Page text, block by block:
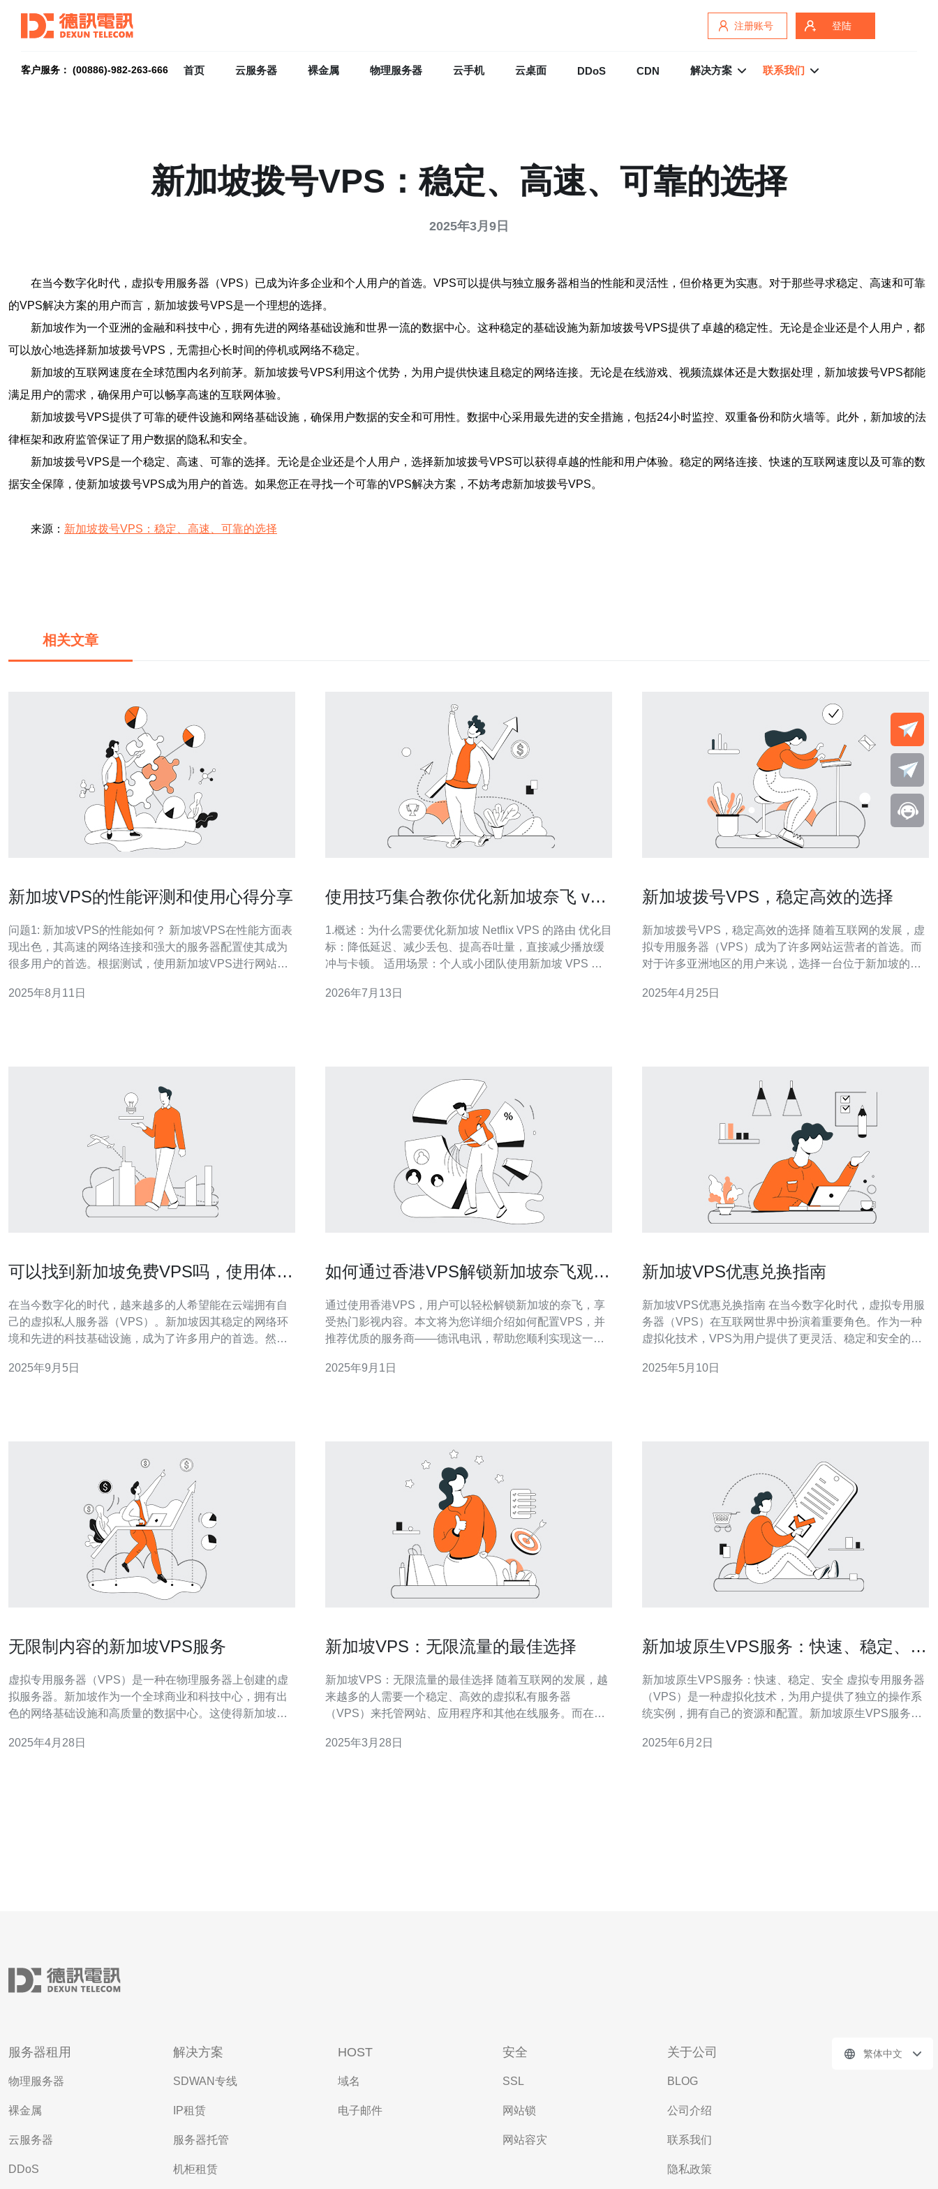
注册账号 登陆
客户服务： (00886)-982-263-666 首页 云服务器 裸金属 物理服务器 云手机 云桌面 DDoS CDN 解决方案 联系我们
新加坡拨号VPS：稳定、高速、可靠的选择
2025年3月9日
在当今数字化时代，虚拟专用服务器（VPS）已成为许多企业和个人用户的首选。VPS可以提供与独立服务器相当的性能和灵活性，但价格更为实惠。对于那些寻求稳定、高速和可靠
的VPS解决方案的用户而言，新加坡拨号VPS是一个理想的选择。
新加坡作为一个亚洲的金融和科技中心，拥有先进的网络基础设施和世界一流的数据中心。这种稳定的基础设施为新加坡拨号VPS提供了卓越的稳定性。无论是企业还是个人用户，都
可以放心地选择新加坡拨号VPS，无需担心长时间的停机或网络不稳定。
新加坡的互联网速度在全球范围内名列前茅。新加坡拨号VPS利用这个优势，为用户提供快速且稳定的网络连接。无论是在线游戏、视频流媒体还是大数据处理，新加坡拨号VPS都能
满足用户的需求，确保用户可以畅享高速的互联网体验。
新加坡拨号VPS提供了可靠的硬件设施和网络基础设施，确保用户数据的安全和可用性。数据中心采用最先进的安全措施，包括24小时监控、双重备份和防火墙等。此外，新加坡的法
律框架和政府监管保证了用户数据的隐私和安全。
新加坡拨号VPS是一个稳定、高速、可靠的选择。无论是企业还是个人用户，选择新加坡拨号VPS可以获得卓越的性能和用户体验。稳定的网络连接、快速的互联网速度以及可靠的数
据安全保障，使新加坡拨号VPS成为用户的首选。如果您正在寻找一个可靠的VPS解决方案，不妨考虑新加坡拨号VPS。
来源： 新加坡拨号VPS：稳定、高速、可靠的选择
相关文章
新加坡VPS的性能评测和使用心得分享
问题1: 新加坡VPS的性能如何？ 新加坡VPS在性能方面表
现出色，其高速的网络连接和强大的服务器配置使其成为
很多用户的首选。根据测试，使用新加坡VPS进行网站访
要快速响应的在线应用和电子商务网站。此外，新加坡
2025年8月11日
使用技巧集合教你优化新加坡奈飞 vps
1.概述：为什么需要优化新加坡 Netflix VPS 的路由 优化目
标：降低延迟、减少丢包、提高吞吐量，直接减少播放缓
冲与卡顿。 适用场景：个人或小团队使用新加坡 VPS 做
数、MTU 设置、DNS 响应与上游对等关系决定体验。 衡
2026年7月13日
新加坡拨号VPS，稳定高效的选择
新加坡拨号VPS，稳定高效的选择 随着互联网的发展，虚
拟专用服务器（VPS）成为了许多网站运营者的首选。而
对于许多亚洲地区的用户来说，选择一台位于新加坡的拨
拨号VPS的优势以及为什么它是一个明智的选择。 新加坡
2025年4月25日
可以找到新加坡免费VPS吗，使用体验
在当今数字化的时代，越来越多的人希望能在云端拥有自
己的虚拟私人服务器（VPS）。新加坡因其稳定的网络环
境和先进的科技基础设施，成为了许多用户的首选。然
探讨新加坡的免费VPS资源及其使用体验，帮助用户做出
2025年9月5日
如何通过香港VPS解锁新加坡奈飞观看
通过使用香港VPS，用户可以轻松解锁新加坡的奈飞，享
受热门影视内容。本文将为您详细介绍如何配置VPS，并
推荐优质的服务商——德讯电讯，帮助您顺利实现这一目
虑速度、稳定性和安全性。香港的VPS通常具有较低的延
2025年9月1日
新加坡VPS优惠兑换指南
新加坡VPS优惠兑换指南 在当今数字化时代，虚拟专用服
务器（VPS）在互联网世界中扮演着重要角色。作为一种
虚拟化技术，VPS为用户提供了更灵活、稳定和安全的托
务器的技术。每个VPS拥有自己的操作系统和资源，独立
2025年5月10日
无限制内容的新加坡VPS服务
虚拟专用服务器（VPS）是一种在物理服务器上创建的虚
拟服务器。新加坡作为一个全球商业和科技中心，拥有出
色的网络基础设施和高质量的数据中心。这使得新加坡成
文将介绍新加坡VPS服务的优势以及提供无限制内容的解
2025年4月28日
新加坡VPS：无限流量的最佳选择
新加坡VPS：无限流量的最佳选择 随着互联网的发展，越
来越多的人需要一个稳定、高效的虚拟私有服务器
（VPS）来托管网站、应用程序和其他在线服务。而在选
介绍新加坡VPS，它提供了无限流量的最佳选择。 新加坡
2025年3月28日
新加坡原生VPS服务：快速、稳定、安
新加坡原生VPS服务：快速、稳定、安全 虚拟专用服务器
（VPS）是一种虚拟化技术，为用户提供了独立的操作系
统实例，拥有自己的资源和配置。新加坡原生VPS服务是
的网络连接。本文将介绍新加坡原生VPS服务的优势和特
2025年6月2日
服务器租用
物理服务器
裸金属
云服务器
DDoS
解决方案
SDWAN专线
IP租赁
服务器托管
机柜租赁
HOST
域名
电子邮件
安全
SSL
网站锁
网站容灾
关于公司
BLOG
公司介绍
联系我们
隐私政策
繁体中文